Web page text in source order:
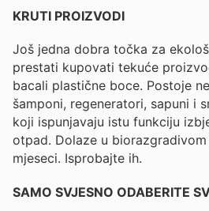
KRUTI PROIZVODI
Još jedna dobra točka za
prestati kupovati tekuće
bacali plastične boce. Postoje
šamponi, regeneratori, sapuni i
koji ispunjavaju istu funkciju
otpad. Dolaze u
mjeseci. Isprobajte ih.
SAMO SVJESNO ODABERITE